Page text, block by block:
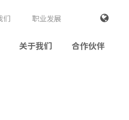
们 职业发展
关于我们 合作伙伴